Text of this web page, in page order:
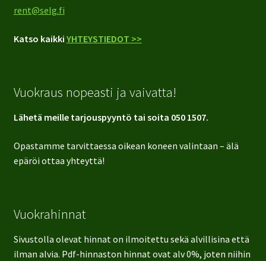
rent@selg.fi
Katso kaikki YHTEYSTIEDOT >>
Vuokraus nopeasti ja vaivatta!
Lähetä meille tarjouspyyntö tai soita 050 1507.
Opastamme tarvittaessa oikean koneen valintaan – älä
epäröi ottaa yhteyttä!
Vuokrahinnat
Sivustolla olevat hinnat on ilmoitettu sekä alvillisina että
ilman alvia. Pdf-hinnaston hinnat ovat alv 0%, joten niihin